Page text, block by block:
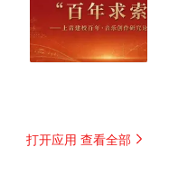
打开应用 查看全部